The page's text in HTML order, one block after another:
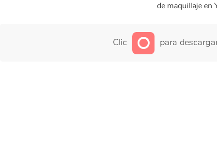
de maquillaje en
Clic para